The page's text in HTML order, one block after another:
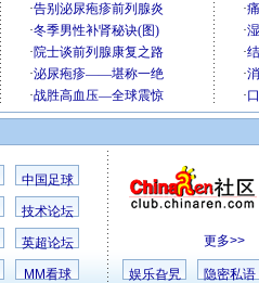
中国足球
技术论坛
英超论坛
MM看球
更多>>
娱乐旮旯 隐密私语